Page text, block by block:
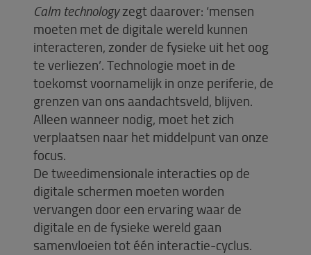
Calm technologyzegt daarover: ‘mensen
moeten met de digitale wereld kunnen
interacteren, zonder de fysieke uit het oog
te verliezen’. Technologie moet in de
toekomst voornamelijk in onze periferie, de
grenzen van ons aandachtsveld, blijven.
Alleen wanneer nodig, moet het zich
verplaatsen naar het middelpunt van onze
focus.
De tweedimensionale interacties op de
digitale schermen moeten worden
vervangen door een ervaring waar de
digitale en de fysieke wereld gaan
samenvloeien tot één interactie-cyclus.